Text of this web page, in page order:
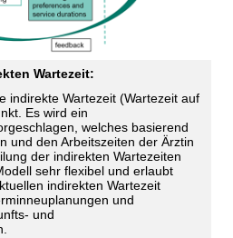
Wartezeit:
indirekte Wartezeit (Wartezeit auf
Es wird ein
welches basierend
und den Arbeitszeiten der Ärztin
der indirekten Wartezeiten
sehr flexibel und erlaubt
indirekten Wartezeit
und
und